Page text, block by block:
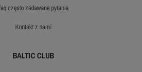
faq często zadawane pytania
kontakt z nami
BALTIC CLUB